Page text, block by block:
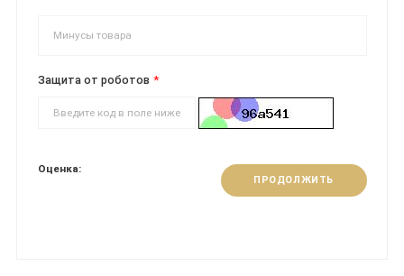
Защита от роботов
Оценка:
ПРОДОЛЖИТЬ